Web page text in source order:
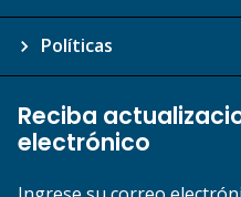
Políticas
Reciba
electrónico